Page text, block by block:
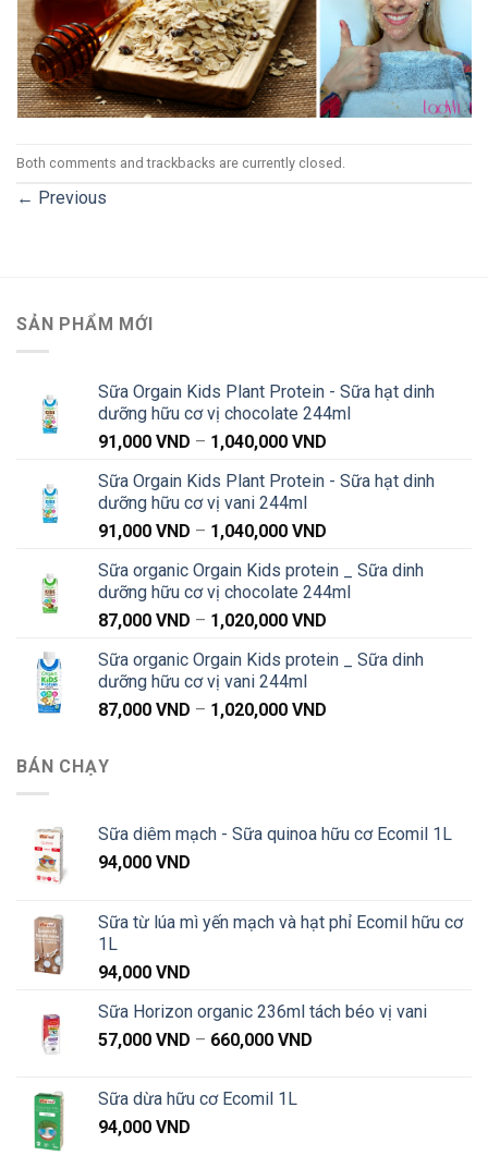
Both comments and trackbacks are currently closed.
← Previous
SẢN PHẨM MỚI
Sữa Orgain Kids Plant Protein - Sữa hạt dinh
dưỡng hữu cơ vị chocolate 244ml
91,000 VND – 1,040,000 VND
từ
Sữa Orgain Kids Plant Protein - Sữa hạt dinh
dưỡng hữu cơ vị vani 244ml
91,000 VND – 1,040,000 VND
từ
91,000 VND
Sữa organic Orgain Kids protein _ Sữa dinh
dưỡng hữu cơ vị chocolate 244ml
87,000 VND – 1,020,000 VND
từ
Sữa organic Orgain Kids protein _ Sữa dinh
dưỡng hữu cơ vị vani 244ml
87,000 VND – 1,020,000 VND
1,020,000 VND
BÁN CHẠY
Sữa diêm mạch - Sữa quinoa hữu cơ Ecomil 1L
94,000 VND
Sữa từ lúa mì yến mạch và hạt phỉ Ecomil hữu cơ
1L
94,000 VND
Sữa Horizon organic 236ml tách béo vị vani
57,000 VND – 660,000 VND
Sữa dừa hữu cơ Ecomil 1L
94,000 VND